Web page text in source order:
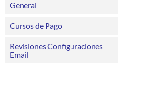
General
Cursos de Pago
Revisiones Configuraciones
Email